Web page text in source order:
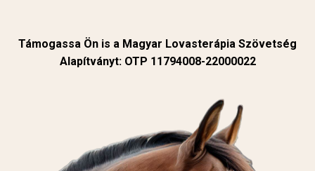
Támogassa Ön is a Magyar Lovasterápia Szövetség
Alapítványt: OTP 11794008-22000022